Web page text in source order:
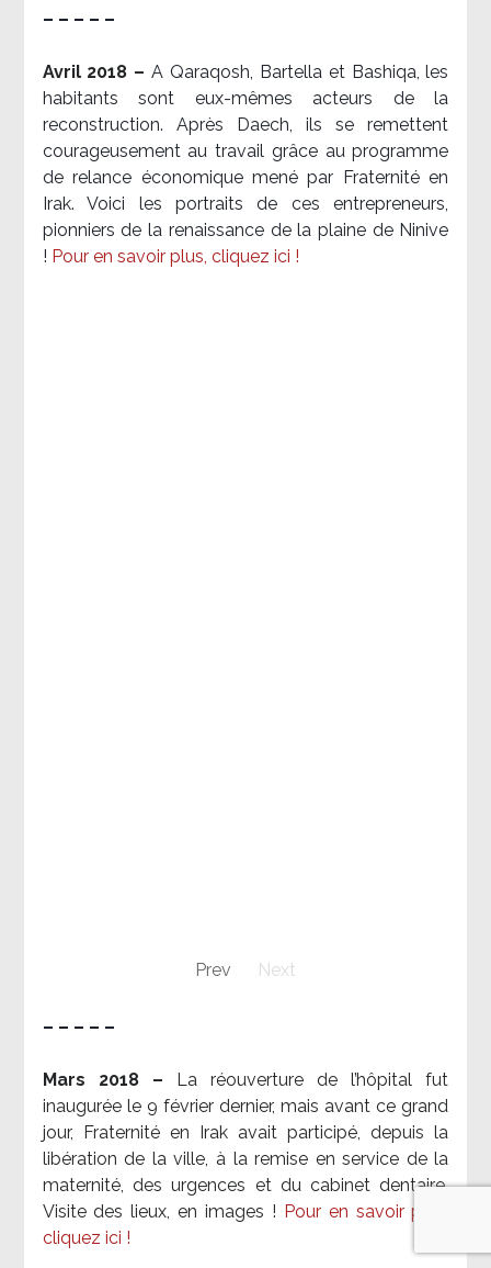
– – – – –
Avril 2018 –A Qaraqosh, Bartella et Bashiqa, les
habitants sont eux-mêmes acteurs de la
reconstruction. Après Daech, ils se remettent
courageusement au travail grâce au programme
de relance économique mené par Fraternité en
Irak. Voici les portraits de ces entrepreneurs,
pionniers de la renaissance de la plaine de Ninive
! Pour en savoir plus, cliquez ici !
Prev Next
– – – – –
Mars 2018 –
La réouverture de l’hôpital fut
inaugurée le 9 février dernier, mais avant ce grand
jour, Fraternité en Irak avait participé, depuis la
libération de la ville, à la remise en service de la
maternité, des urgences et du cabinet dentaire.
Visite des lieux, en images ! Pour en savoir plus,
cliquez ici !